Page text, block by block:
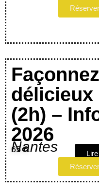
délicieux
(2h) –
2026
Nantes
65 €